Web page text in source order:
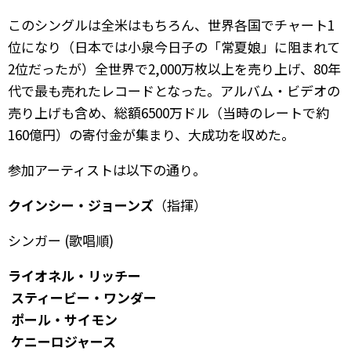
このシングルは全米はもちろん、世界各国でチャート1
位になり（日本では小泉今日子の「常夏娘」に阻まれて
2位だったが）全世界で2,000万枚以上を売り上げ、80年
代で最も売れたレコードとなった。アルバム・ビデオの
売り上げも含め、総額6500万ドル（当時のレートで約
160億円）の寄付金が集まり、大成功を収めた。
参加アーティストは以下の通り。
クインシー・ジョーンズ （指揮）
シンガー (歌唱順)
ライオネル・リッチー
スティービー・ワンダー
ポール・サイモン
ケニーロジャース